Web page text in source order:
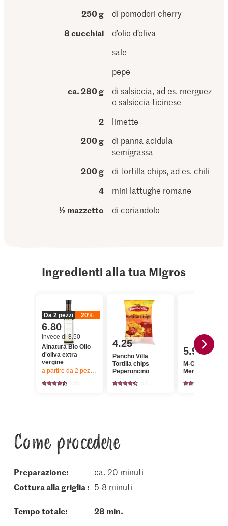
250 g
di pomodori cherry
8 cucchiai
d’olio d’oliva
sale
pepe
ca. 280 g
di salsiccia, ad es. merguez
o salsiccia ticinese
2
limette
200 g
di panna acidula
semigrassa
200 g
di tortilla chips, ad es. chili
4
mini lattughe romane
½ mazzetto
di coriandolo
Ingredienti alla tua Migros
Da 2 pezzi 20%
6.80
invece di 8.50
Alnatura Bio Olio
d'oliva extra
vergine
a partire da 2 pezzi, Offerta valida solo dal 6.8 al 12.8.2026, fino a
4.25
Pancho Villa
Tortilla chips
Peperoncino
5.95
M-Classic
Merguez crude
Come procedere
Preparazione:
ca. 20 minuti
cottura alla griglia : 5-8 minuti
Tempo totale: 28 min.